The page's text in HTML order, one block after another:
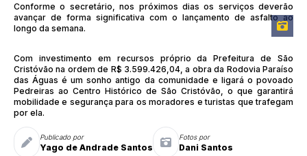
Conforme o secretário, nos próximos dias os serviços deverão
avançar de forma significativa com o lançamento de asfalto ao
longo da semana.
Com investimento em recursos próprio da Prefeitura de São
Cristóvão na ordem de R$ 3.599.426,04, a obra da Rodovia Paraíso
das Águas é um sonho antigo da comunidade e ligará o povoado
Pedreiras ao Centro Histórico de São Cristóvão, o que garantirá
mobilidade e segurança para os moradores e turistas que trafegam
por ela.
Publicado por
Yago de Andrade Santos
Fotos por
Dani Santos